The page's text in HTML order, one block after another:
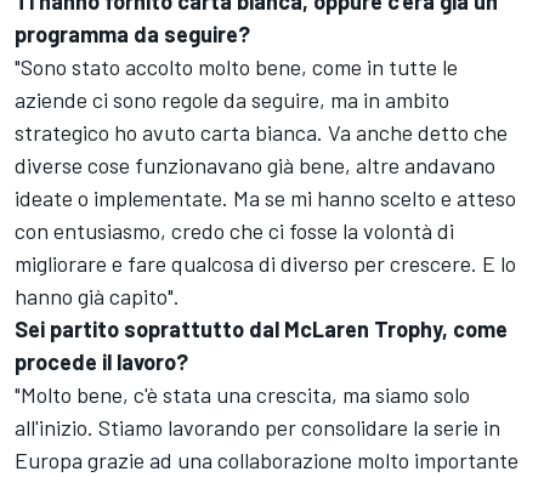
programma da seguire?
"Sono stato accolto molto bene, come in tutte le
aziende ci sono regole da seguire, ma in ambito
strategico ho avuto carta bianca. Va anche detto che
diverse cose funzionavano già bene, altre andavano
ideate o implementate. Ma se mi hanno scelto e atteso
con entusiasmo, credo che ci fosse la volontà di
migliorare e fare qualcosa di diverso per crescere. E lo
hanno già capito".
Sei partito soprattutto dal McLaren Trophy, come
procede il lavoro?
"Molto bene, c'è stata una crescita, ma siamo solo
all'inizio. Stiamo lavorando per consolidare la serie in
Europa grazie ad una collaborazione molto importante